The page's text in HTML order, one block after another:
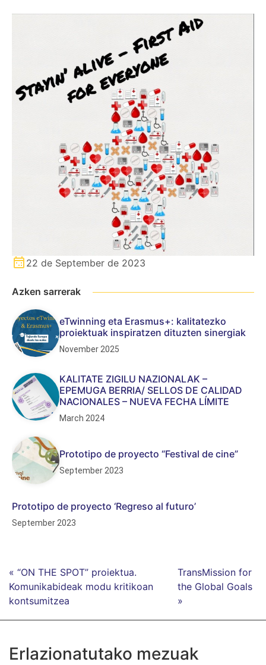
22 de September de 2023
Azken sarrerak
eTwinning eta Erasmus+: kalitatezko
proiektuak inspiratzen dituzten sinergiak
November 2025
KALITATE ZIGILU NAZIONALAK –
EPEMUGA BERRIA/ SELLOS DE CALIDAD
NACIONALES – NUEVA FECHA LÍMITE
March 2024
Prototipo de proyecto “Festival de cine”
September 2023
Prototipo de proyecto ‘Regreso al futuro’
September 2023
« “ON THE SPOT” proiektua.
Komunikabideak modu kritikoan
kontsumitzea
TransMission for
the Global Goals
»
Erlazionatutako mezuak